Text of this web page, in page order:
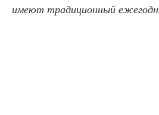
имеют традиционный